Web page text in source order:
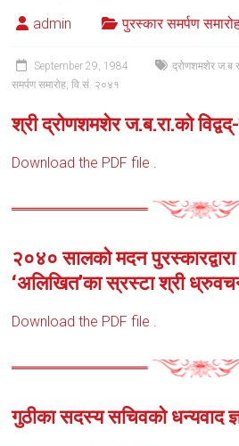
admin पुरस्कार समर्पण
September 29, 1984 द्रोणशमशेर
समर्पण समारोह,वि.सं. २०४१
श्री द्रोणशमशेर ज.ब.रा.को
Download the PDF file .
२०४० सालको मदन पुरस्कारद्वारा
‘अलिखित’का स्रस्टा श्री
Download the PDF file .
गुठीका सदस्य सचिवको धन्यवाद